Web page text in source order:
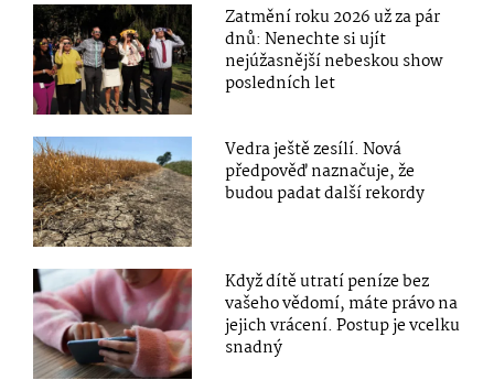
Zatmění roku 2026 už za pár
dnů: Nenechte si ujít
nejúžasnější nebeskou show
posledních let
Vedra ještě zesílí. Nová
předpověď naznačuje, že
budou padat další rekordy
Když dítě utratí peníze bez
vašeho vědomí, máte právo na
jejich vrácení. Postup je vcelku
snadný